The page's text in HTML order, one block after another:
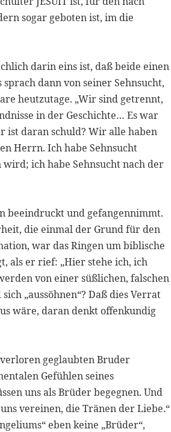
sogar geboten ist, im die
darin eins ist, daß beide einen
dann von seiner Sehnsucht,
heutzutage. „Wir sind getrennt,
in der Geschichte… Es war
ist daran schuld? Wir alle haben
Herrn. Ich habe Sehnsucht
wird; ich habe Sehnsucht nach der
beeindruckt und gefangennimmt.
die einmal der Grund für den
war das Ringen um biblische
als er rief: „Hier stehe ich, ich
von einer süßlichen, falschen
„aussöhnen“? Daß dies Verrat
wäre, daran denkt offenkundig
geglaubten Bruder
Gefühlen seines
uns als Brüder begegnen. Und
vereinen, die Tränen der Liebe.“
eben keine „Brüder“,